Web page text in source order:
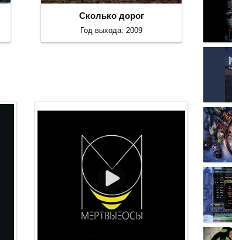
Сколько дорог
Год выхода: 2009